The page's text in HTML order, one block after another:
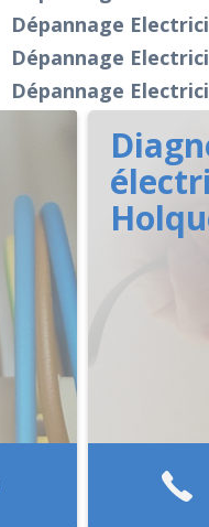
Dépannage
Dépannage
Dépannage